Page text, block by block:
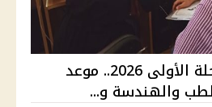
نتيجة تنسيق المرحلة الأولى 2026.. موعد
والهندسة و...